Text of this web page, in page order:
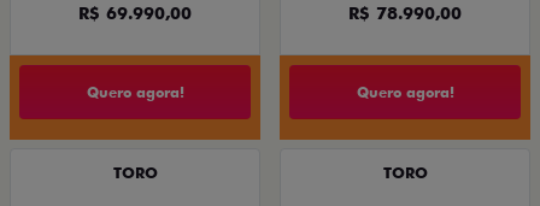
R$ 69.990,00
Quero agora!
R$ 78.990,00
Quero agora!
TORO TORO